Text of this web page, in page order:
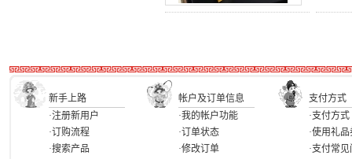
新手上路 帐户及订单信息
支付方式
·注册新用户
·订购流程
·搜索产品
·我的帐户功能
·订单状态
·修改订单
·支付方式
·使用礼品
·支付常